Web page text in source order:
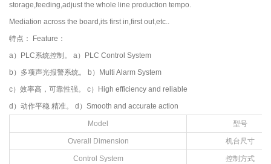
storage,feeding,adjust the whole line production tempo.
Mediation across the board,its first in,first out,etc..
特点： Feature：
a）PLC系统控制。 a）PLC Control System
b）多项声光报警系统。 b）Multi Alarm System
c）效率高，可靠性强。 c）High efficiency and reliable
d）动作平稳 精准。 d）Smooth and accurate action
Model 型号
Overall Dimension 机台尺寸
Control System 控制方式